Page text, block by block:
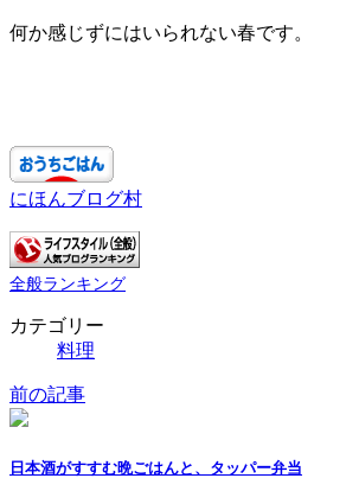
何か感じずにはいられない春です。
にほんブログ村
全般ランキング
カテゴリー
料理
前の記事
日本酒がすすむ晩ごはんと、タッパー弁当